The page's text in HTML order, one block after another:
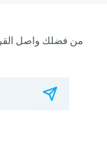
من فضلك واصل